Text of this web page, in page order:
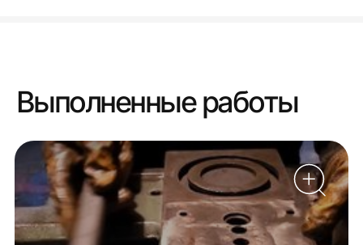
Выполненные работы